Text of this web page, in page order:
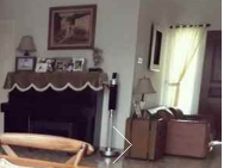
Untuk hasil simulasi
pada kotak-